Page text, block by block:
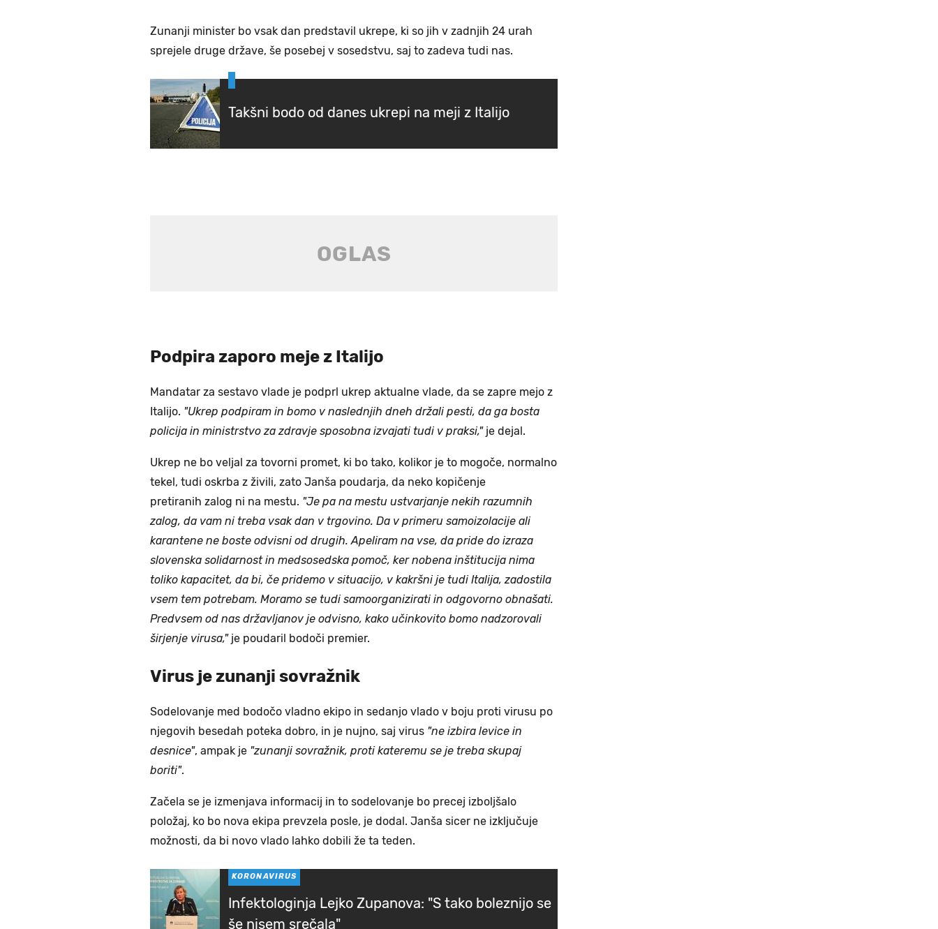
Zunanji minister bo vsak dan predstavil ukrepe, ki so jih v zadnjih 24 urah
sprejele druge države, še posebej v sosedstvu, saj to zadeva tudi nas.
Takšni bodo od danes ukrepi na meji z Italijo
Podpira zaporo meje z Italijo
Mandatar za sestavo vlade je podprl ukrep aktualne vlade, da se zapre mejo z
Italijo. "Ukrep podpiram in bomo v naslednjih dneh držali pesti, da ga bosta
policija in ministrstvo za zdravje sposobna izvajati tudi v praksi," je dejal.
Ukrep ne bo veljal za tovorni promet, ki bo tako, kolikor je to mogoče, normalno
tekel, tudi oskrba z živili, zato Janša poudarja, da neko kopičenje
pretiranih zalog ni na mestu. "Je pa na mestu ustvarjanje nekih razumnih
zalog, da vam ni treba vsak dan v trgovino. Da v primeru samoizolacije ali
karantene ne boste odvisni od drugih. Apeliram na vse, da pride do izraza
slovenska solidarnost in medsosedska pomoč, ker nobena inštitucija nima
toliko kapacitet, da bi, če pridemo v situacijo, v kakršni je tudi Italija, zadostila
vsem tem potrebam. Moramo se tudi samoorganizirati in odgovorno obnašati.
Predvsem od nas državljanov je odvisno, kako učinkovito bomo nadzorovali
širjenje virusa,"je poudaril bodoči premier.
Virus je zunanji sovražnik
Sodelovanje med bodočo vladno ekipo in sedanjo vlado v boju proti virusu po
njegovih besedah poteka dobro, in je nujno, saj virus "ne izbira levice in
desnice", ampak je "zunanji sovražnik, proti kateremu se je treba skupaj
boriti".
Začela se je izmenjava informacij in to sodelovanje bo precej izboljšalo
položaj, ko bo nova ekipa prevzela posle, je dodal. Janša sicer ne izključuje
možnosti, da bi novo vlado lahko dobili že ta teden.
KORONAVIRUS
Infektologinja Lejko Zupanova: "S tako boleznijo se
še nisem srečala"